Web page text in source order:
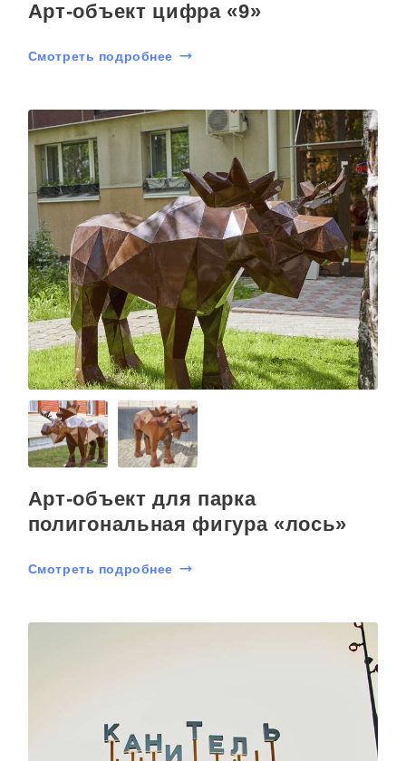
Арт-объект цифра «9»
Смотреть подробнее
Арт-объект для парка
полигональная фигура «лось»
Смотреть подробнее